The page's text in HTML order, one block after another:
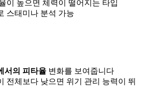
이 높으면 체력이 떨어지는 타입
스태미나 분석 가능
서의 피타율 변화를 보여줍니다
전체보다 낮으면 위기 관리 능력이 뛰